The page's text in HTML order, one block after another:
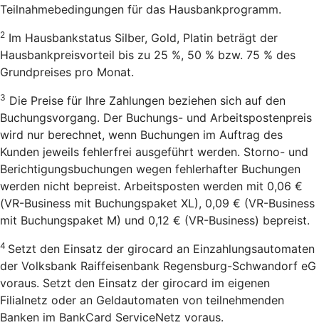
Teilnahmebedingungen für das Hausbankprogramm.
2 Im Hausbankstatus Silber, Gold, Platin beträgt der
Hausbankpreisvorteil bis zu 25 %, 50 % bzw. 75 % des
Grundpreises pro Monat.
3 Die Preise für Ihre Zahlungen beziehen sich auf den
Buchungsvorgang. Der Buchungs- und Arbeitspostenpreis
wird nur berechnet, wenn Buchungen im Auftrag des
Kunden jeweils fehlerfrei ausgeführt werden. Storno- und
Berichtigungsbuchungen wegen fehlerhafter Buchungen
werden nicht bepreist. Arbeitsposten werden mit 0,06 €
(VR-Business mit Buchungspaket XL), 0,09 € (VR-Business
mit Buchungspaket M) und 0,12 € (VR-Business) bepreist.
4 Setzt den Einsatz der girocard an Einzahlungsautomaten
der Volksbank Raiffeisenbank Regensburg-Schwandorf eG
voraus. Setzt den Einsatz der girocard im eigenen
Filialnetz oder an Geldautomaten von teilnehmenden
Banken im BankCard ServiceNetz voraus.